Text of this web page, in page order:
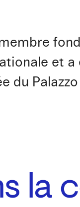
et
du
la